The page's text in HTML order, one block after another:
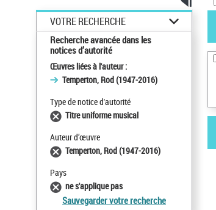
VOTRE RECHERCHE
Recherche avancée dans les
notices d’autorité
Œuvres liées à l'auteur :
Temperton, Rod (1947-2016)
Type de notice d'autorité
Titre uniforme musical
Auteur d’œuvre
Temperton, Rod (1947-2016)
Pays
ne s'applique pas
Sauvegarder votre recherche